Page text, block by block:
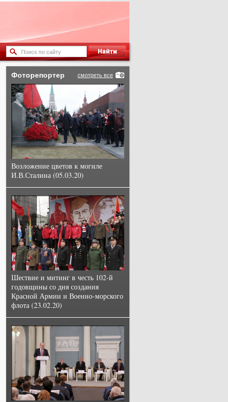
смотреть все
Фоторепортер
Возложение цветов к могиле
И.В.Сталина (05.03.20)
Шествие и митинг в честь 102-й
годовщины со дня создания
Красной Армии и Военно-морского
флота (23.02.20)